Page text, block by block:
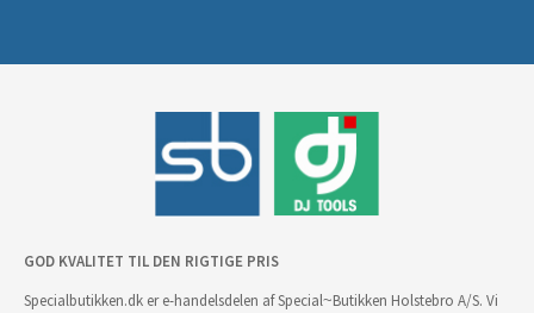
GOD KVALITET TIL DEN RIGTIGE PRIS
Specialbutikken.dk er e-handelsdelen af Special~Butikken Holstebro A/S. Vi